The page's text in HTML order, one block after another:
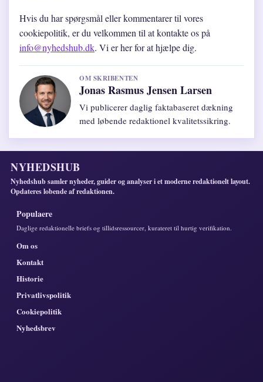
Hvis du har spørgsmål eller kommentarer til vores
cookiepolitik, er du velkommen til at kontakte os på
info@nyhedshub.dk. Vi er her for at hjælpe dig.
OM SKRIBENTEN
Jonas Rasmus Jensen Larsen
Vi publicerer daglig faktabaseret dækning
med løbende redaktionel kvalitetssikring.
NYHEDSHUB
Nyhedshub samler nyheder, guider og analyser i et moderne redaktionelt layout.
Opdateres lobende af redaktionen.
Populaere
Daglige redaktionelle briefs og tillidsressourcer, kurateret til hurtig verifikation.
Om os
Kontakt
Historie
Privatlivspolitik
Cookiepolitik
Nyhedsbrev